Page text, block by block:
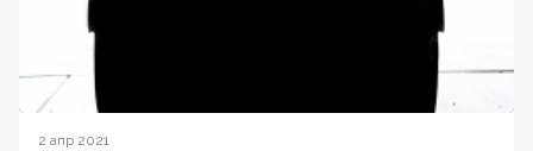
2 апр 2021